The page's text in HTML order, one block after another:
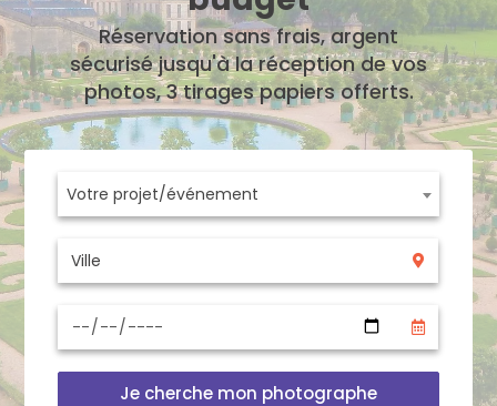
Réservation sans frais, argent
sécurisé jusqu'à la réception de vos
photos, 3 tirages papiers offerts.
Votre projet/événement
Je cherche mon photographe